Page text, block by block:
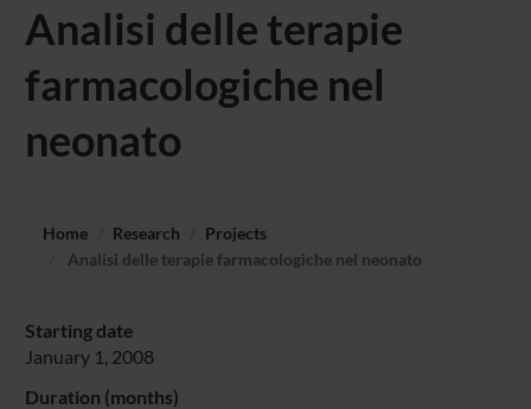
Analisi delle terapie
farmacologiche nel
neonato
Home Research
Projects
Analisi delle terapie farmacologiche nel neonato
Starting date
January 1, 2008
Duration (months)